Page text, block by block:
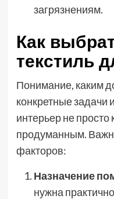
загрязнениям.
Как
текстиль
Понимание, каким
конкретные задачи
интерьер не
продуманным.
факторов:
Назначение
нужна